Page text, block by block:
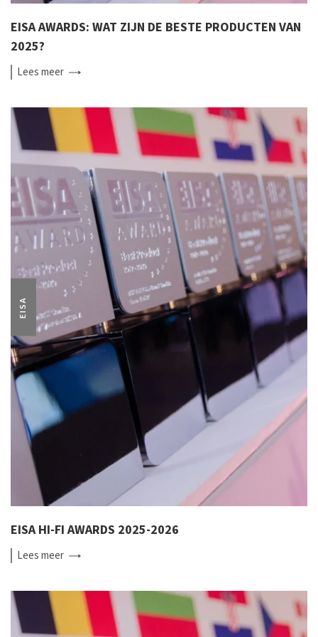
EISA AWARDS: WAT ZIJN DE BESTE PRODUCTEN VAN
2025?
Leesmeer
EISA
EISA HI-FI AWARDS 2025-2026
Leesmeer